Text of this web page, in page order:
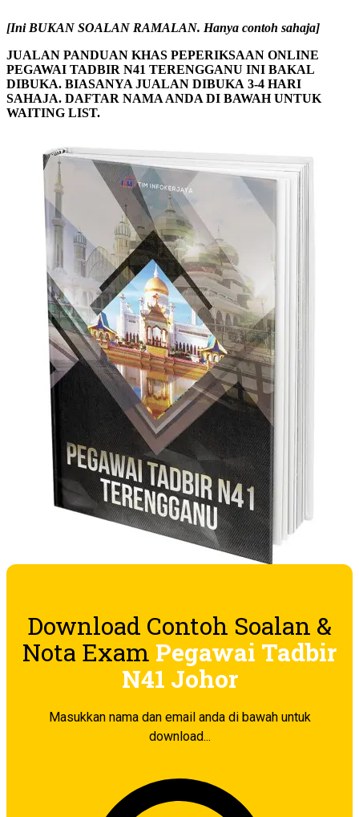
[Ini BUKAN SOALAN RAMALAN. Hanya contoh sahaja]
JUALAN PANDUAN KHAS PEPERIKSAAN ONLINE
PEGAWAI TADBIR N41 TERENGGANU INI BAKAL
DIBUKA. BIASANYA JUALAN DIBUKA 3-4 HARI
SAHAJA. DAFTAR NAMA ANDA DI BAWAH UNTUK
WAITING LIST.
Download Contoh Soalan &
Nota Exam Pegawai Tadbir
N41 Johor
Masukkan nama dan email anda di bawah untuk
download...